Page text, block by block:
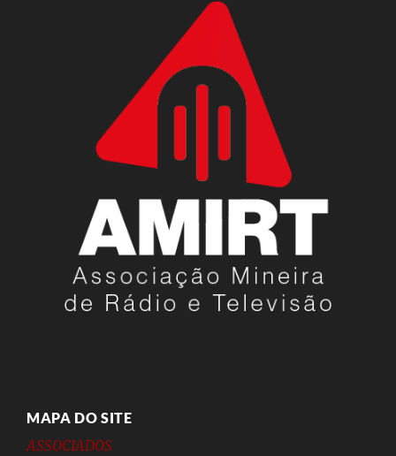
MAPA DO SITE
ASSOCIADOS